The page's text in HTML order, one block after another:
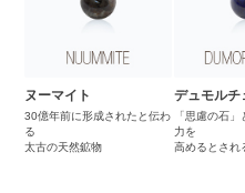
ヌーマイト
30億年前に形成されたと伝わ
る
太古の天然鉱物
デュモルチ
「思慮の石
力を
高めるとされ